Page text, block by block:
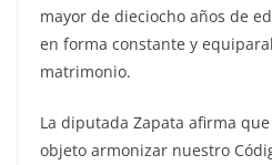
mayor de dieciocho años de
en forma constante y
matrimonio.
La diputada Zapata afirma
objeto armonizar nuestro